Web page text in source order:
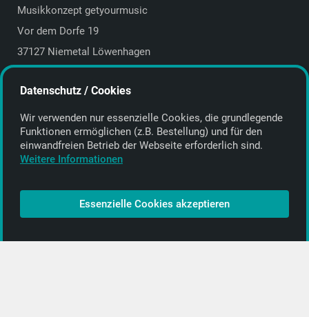
Musikkonzept getyourmusic
Vor dem Dorfe 19
37127 Niemetal Löwenhagen
E-Mail:info@getyourmusic.de
Alle Informationen
Kontakt
CD-Anbieter werden
CD-Anbieter-Login
Datenschutz / Cookies
Wir verwenden nur essenzielle Cookies, die grund­legende
Funktionen ermöglichen (z.B. Bestellung) und für den
einwand­freien Betrieb der Webseite erforderlich sind.
Weitere Informationen
Essenzielle Cookies akzeptieren